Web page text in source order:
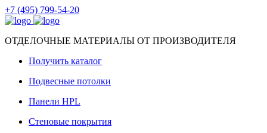
+7 (495) 799-54-20
ОТДЕЛОЧНЫЕ МАТЕРИАЛЫ ОТ ПРОИЗВОДИТЕЛЯ
Получить каталог
Подвесные потолки
Панели HPL
Стеновые покрытия